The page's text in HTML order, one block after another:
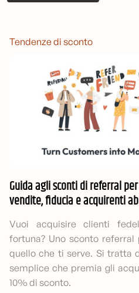
Tendenze di sconto
Guida agli sconti di referral
vendite, fiducia e acquirenti
Vuoi acquisire clienti
fortuna? Uno sconto
quello che ti serve. Si tratta
semplice che premia gli
10% di sconto.